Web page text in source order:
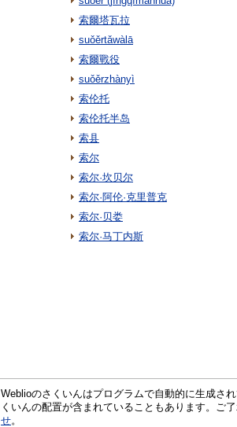
索爾塔瓦拉
suǒěrtǎwàlā
索爾戰役
suǒěrzhànyì
索伦托
索伦托半岛
索县
索尔
索尔·坎贝尔
索尔·阿伦·克里普克
索尔·贝娄
索尔·马丁内斯
Weblioのさくいんはプログラムで自動的に生成さ
くいんの配置が含まれていることもあります。ご了
せ。